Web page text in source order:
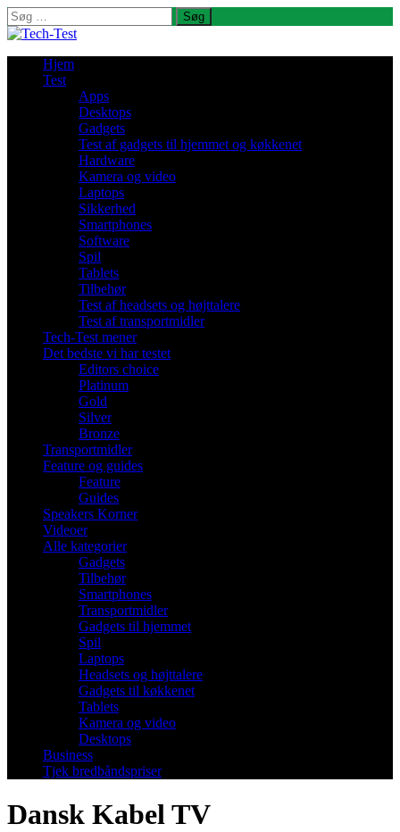
Søg
efter:
Hjem
Test
Apps
Desktops
Gadgets
Test af gadgets til hjemmet og køkkenet
Hardware
Kamera og video
Laptops
Sikkerhed
Smartphones
Software
Spil
Tablets
Tilbehør
Test af headsets og højttalere
Test af transportmidler
Tech-Test mener
Det bedste vi har testet
Editors choice
Platinum
Gold
Silver
Bronze
Transportmidler
Feature og guides
Feature
Guides
Speakers Korner
Videoer
Alle kategorier
Gadgets
Tilbehør
Smartphones
Transportmidler
Gadgets til hjemmet
Spil
Laptops
Headsets og højttalere
Gadgets til køkkenet
Tablets
Kamera og video
Desktops
Business
Tjek bredbåndspriser
Dansk Kabel TV